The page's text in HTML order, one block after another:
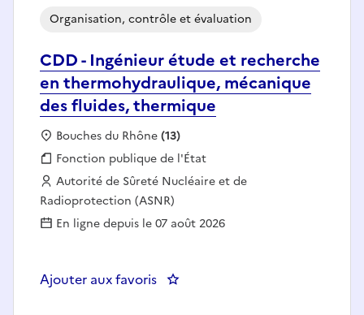
CDD - Ingénieur étude et recherche
en thermohydraulique, mécanique
des fluides, thermique
Organisation, contrôle et évaluation
Localisation :
Bouches du Rhône(13)
Fonction publique :
Fonction publique de l'État
Employeur :
Autorité de Sûreté Nucléaire et de
Radioprotection (ASNR)
En ligne depuis le 07 août 2026
Ajouter aux favoris : CDD - Ingénieur étude et